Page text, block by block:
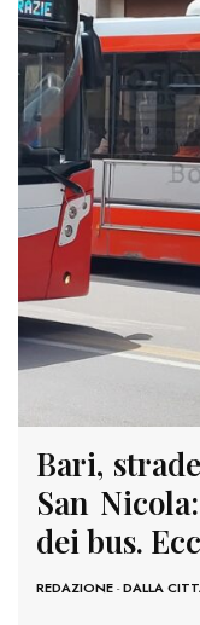
Bari,
San
dei bus.
REDAZIONE-DALLA